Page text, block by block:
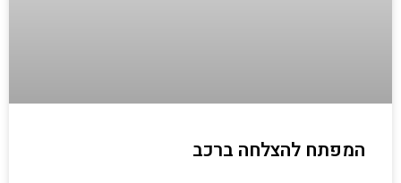
המפתח להצלחה ברכב